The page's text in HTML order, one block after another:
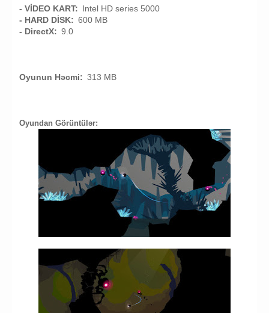
- VİDEO KART: Intel HD series 5000
- HARD DİSK: 600 MB
- DirectX: 9.0
Oyunun Həcmi: 313 MB
Oyundan Görüntülər: